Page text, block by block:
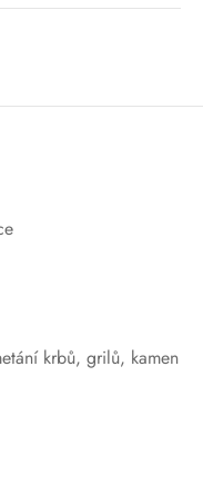
krbů, grilů, kamen